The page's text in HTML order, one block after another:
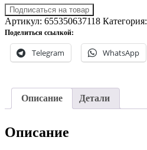
Подписаться на товар
Артикул: 655350637118 Категория:
Поделиться ссылкой:
Telegram WhatsApp
Описание Детали
Описание